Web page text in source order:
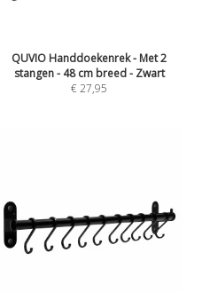
QUVIO Handdoekenrek - Met 2
stangen - 48 cm breed - Zwart
€27,95